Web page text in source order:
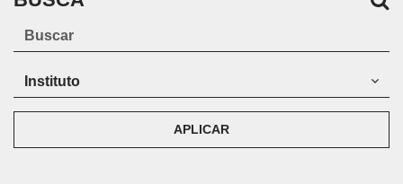
APLICAR